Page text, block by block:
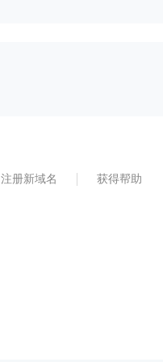
注册新域名 获得帮助